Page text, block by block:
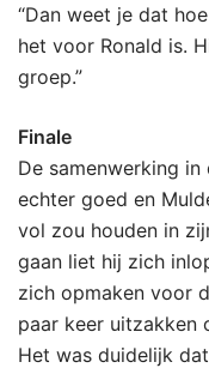
“Dan weet je dat
het voor Ronald is.
groep.”
Finale
De samenwerking
echter goed en
vol zou houden in
gaan liet hij zich
zich opmaken voor
paar keer uitzakken
Het was duidelijk